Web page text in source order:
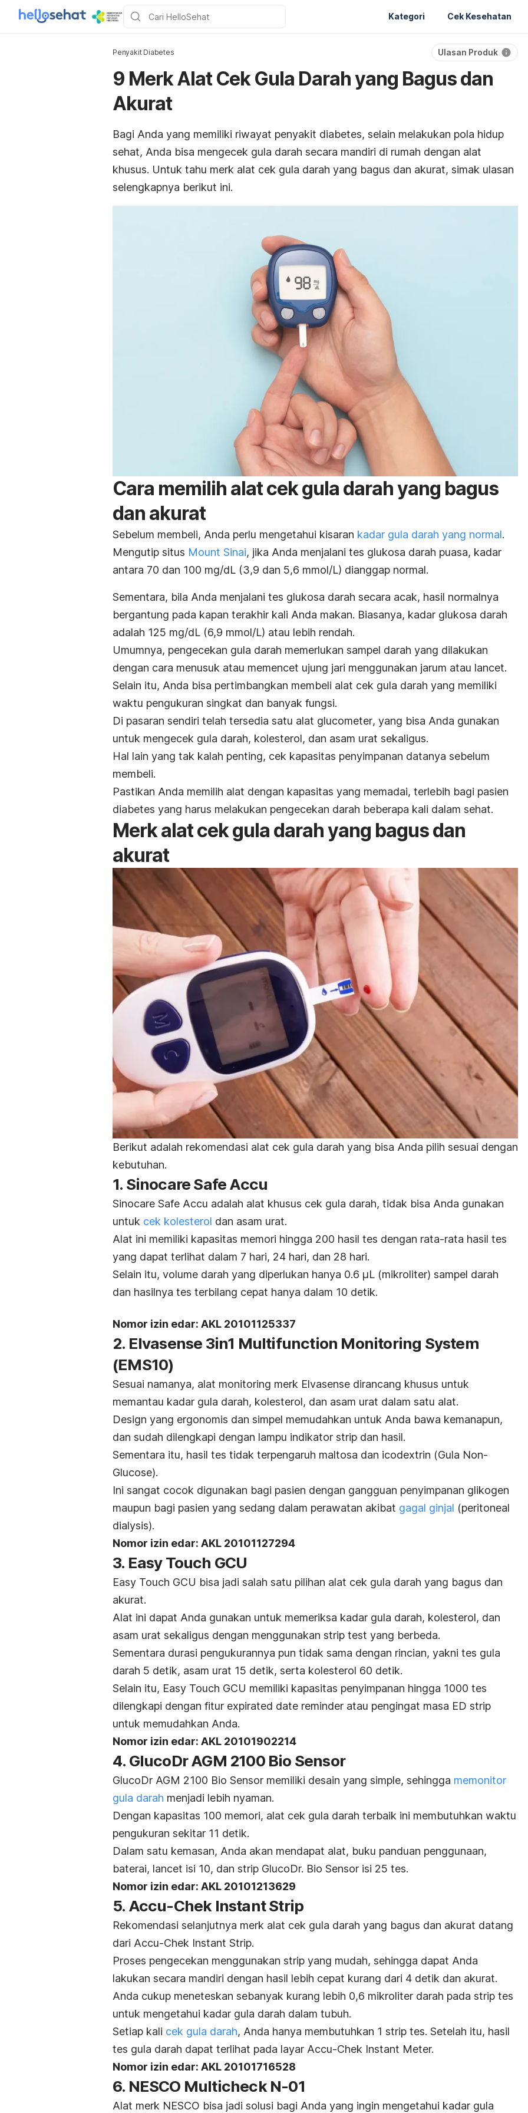
Kategori Cek Kesehatan
Penyakit Diabetes Ulasan Produk
9 Merk Alat Cek Gula Darah yang Bagus dan
Akurat
Bagi Anda yang memiliki riwayat penyakit diabetes, selain melakukan pola hidup
sehat, Anda bisa mengecek gula darah secara mandiri di rumah dengan alat
khusus. Untuk tahu merk alat cek gula darah yang bagus dan akurat, simak ulasan
selengkapnya berikut ini.
Cara memilih alat cek gula darah yang bagus
dan akurat
Sebelum membeli, Anda perlu mengetahui kisaran kadar gula darah yang normal.
Mengutip situs Mount Sinai, jika Anda menjalani tes glukosa darah puasa, kadar
antara 70 dan 100 mg/dL (3,9 dan 5,6 mmol/L) dianggap normal.
Sementara, bila Anda menjalani tes glukosa darah secara acak, hasil normalnya
bergantung pada kapan terakhir kali Anda makan. Biasanya, kadar glukosa darah
adalah 125 mg/dL (6,9 mmol/L) atau lebih rendah.
Umumnya, pengecekan gula darah memerlukan sampel darah yang dilakukan
dengan cara menusuk atau memencet ujung jari menggunakan jarum atau lancet.
Selain itu, Anda bisa pertimbangkan membeli alat cek gula darah yang memiliki
waktu pengukuran singkat dan banyak fungsi.
Di pasaran sendiri telah tersedia satu alat glucometer, yang bisa Anda gunakan
untuk mengecek gula darah, kolesterol, dan asam urat sekaligus.
Hal lain yang tak kalah penting, cek kapasitas penyimpanan datanya sebelum
membeli.
Pastikan Anda memilih alat dengan kapasitas yang memadai, terlebih bagi pasien
diabetes yang harus melakukan pengecekan darah beberapa kali dalam sehat.
Merkalat cek gula darah yang bagus dan
akurat
Berikut adalah rekomendasi alat cek gula darah yang bisa Anda pilih sesuai dengan
kebutuhan.
1. Sinocare Safe Accu
Sinocare Safe Accu adalah alat khusus cek gula darah, tidak bisa Anda gunakan
untuk cek kolesterol dan asam urat.
Alat ini memiliki kapasitas memori hingga 200 hasil tes dengan rata-rata hasil tes
yang dapat terlihat dalam 7 hari, 24 hari, dan 28 hari.
Selain itu, volume darah yang diperlukan hanya 0.6 µL (mikroliter) sampel darah
dan hasilnya tes terbilang cepat hanya dalam 10 detik.
Nomor izin edar: AKL 20101125337
2. Elvasense 3in1 Multifunction Monitoring System
(EMS10)
Sesuai namanya, alat monitoring merk Elvasense dirancang khusus untuk
memantau kadar gula darah, kolesterol, dan asam urat dalam satu alat.
Design yang ergonomis dan simpel memudahkan untuk Anda bawa kemanapun,
dan sudah dilengkapi dengan lampu indikator strip dan hasil.
Sementara itu, hasil tes tidak terpengaruh maltosa dan icodextrin (Gula Non-
Glucose).
Ini sangat cocok digunakan bagi pasien dengan gangguan penyimpanan glikogen
maupun bagi pasien yang sedang dalam perawatan akibat gagal ginjal (peritoneal
dialysis).
Nomor izin edar: AKL 20101127294
3. Easy Touch GCU
Easy Touch GCU bisa jadi salah satu pilihan alat cek gula darah yang bagus dan
akurat.
Alat ini dapat Anda gunakan untuk memeriksa kadar gula darah, kolesterol, dan
asam urat sekaligus dengan menggunakan strip test yang berbeda.
Sementara durasi pengukurannya pun tidak sama dengan rincian, yakni tes gula
darah 5 detik, asam urat 15 detik, serta kolesterol 60 detik.
Selain itu, Easy Touch GCU memiliki kapasitas penyimpanan hingga 1000 tes
dilengkapi dengan fitur expirated date reminder atau pengingat masa ED strip
untuk memudahkan Anda.
Nomor izin edar: AKL 20101902214
4. GlucoDr AGM 2100 Bio Sensor
GlucoDr AGM 2100 Bio Sensor memiliki desain yang simple, sehingga memonitor
gula darah menjadi lebih nyaman.
Dengan kapasitas 100 memori, alat cek gula darah terbaik ini membutuhkan waktu
pengukuran sekitar 11 detik.
Dalam satu kemasan, Anda akan mendapat alat, buku panduan penggunaan,
baterai, lancet isi 10, dan strip GlucoDr. Bio Sensor isi 25 tes.
Nomor izin edar: AKL 20101213629
5. Accu-Chek Instant Strip
Rekomendasi selanjutnya merk alat cek gula darah yang bagus dan akurat datang
dari Accu-Chek Instant Strip.
Proses pengecekan menggunakan strip yang mudah, sehingga dapat Anda
lakukan secara mandiri dengan hasil lebih cepat kurang dari 4 detik dan akurat.
Anda cukup meneteskan sebanyak kurang lebih 0,6 mikroliter darah pada strip tes
untuk mengetahui kadar gula darah dalam tubuh.
Setiap kali cek gula darah, Anda hanya membutuhkan 1 strip tes. Setelah itu, hasil
tes gula darah dapat terlihat pada layar Accu-Chek Instant Meter.
Nomor izin edar: AKL 20101716528
6. NESCO Multicheck N-01
Alat merk NESCO bisa jadi solusi bagi Anda yang ingin mengetahui kadar gula